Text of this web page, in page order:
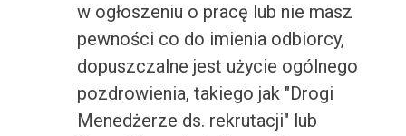
w ogłoszeniu o pracę lub nie masz
pewności co do imienia odbiorcy,
dopuszczalne jest użycie ogólnego
pozdrowienia, takiego jak "Drogi
Menedżerze ds. rekrutacji" lub